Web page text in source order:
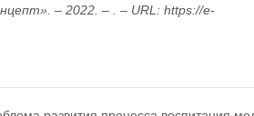
– 2022. – . – URL: https://e-